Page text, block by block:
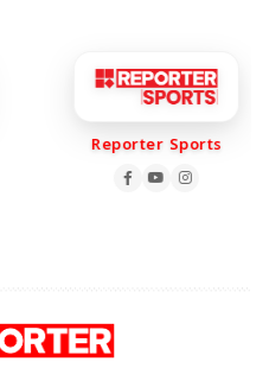
Reporter Sports